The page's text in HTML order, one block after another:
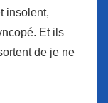
insolent,
Et ils
de je ne